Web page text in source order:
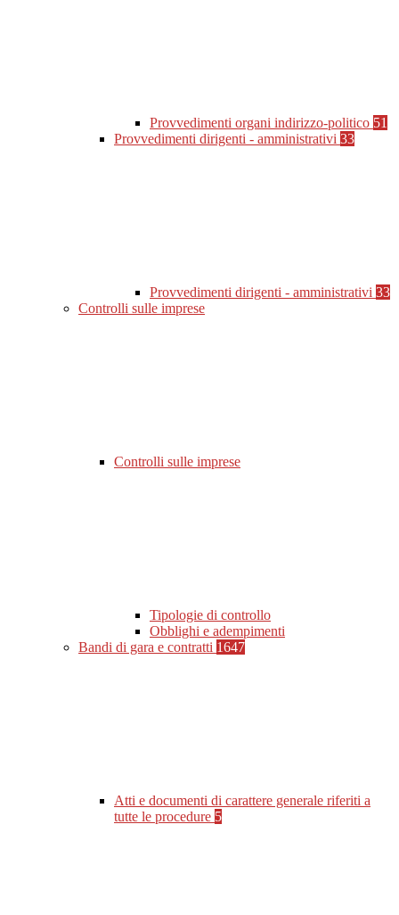
Provvedimenti organi indirizzo-politico 51
Provvedimenti dirigenti - amministrativi 33
Provvedimenti dirigenti - amministrativi 33
Controlli sulle imprese
Controlli sulle imprese
Tipologie di controllo
Obblighi e adempimenti
Bandi di gara e contratti 1647
Atti e documenti di carattere generale riferiti a
tutte le procedure 5